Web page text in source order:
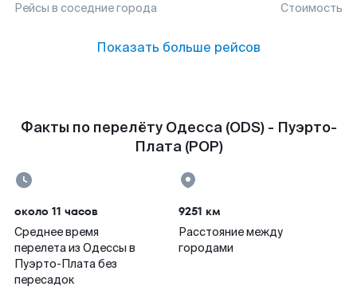
Рейсы в соседние города Стоимость
Показать больше рейсов
Факты по перелёту Одесса (ODS) - Пуэрто-
Плата (POP)
около 11 часов
Среднее время
перелета из Одессы в
Пуэрто-Плата без
пересадок
9251 км
Расстояние между
городами